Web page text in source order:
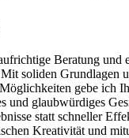
Beratung und
soliden Grundlagen
gebe ich
und glaubwürdiges
statt schneller
Kreativität und